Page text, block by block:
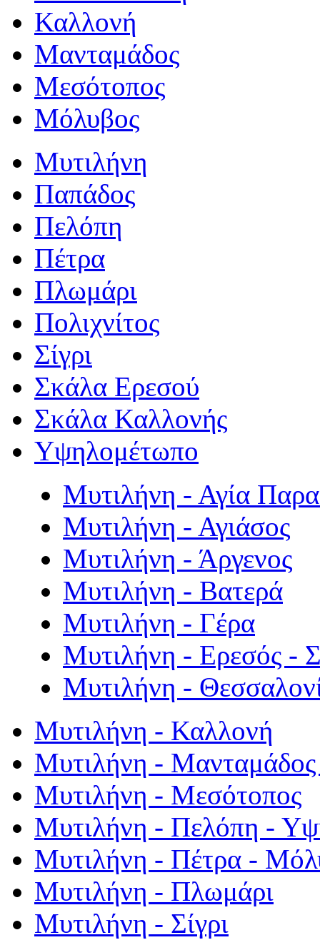
Καλλονή
Μανταμάδος
Μεσότοπος
Μόλυβος
Μυτιλήνη
Παπάδος
Πελόπη
Πέτρα
Πλωμάρι
Πολιχνίτος
Σίγρι
Σκάλα Ερεσού
Σκάλα Καλλονής
Υψηλομέτωπο
Μυτιλήνη - Αγία
Μυτιλήνη - Αγιάσος
Μυτιλήνη - Άργενος
Μυτιλήνη - Βατερά
Μυτιλήνη - Γέρα
Μυτιλήνη - Ερεσός -
Μυτιλήνη -
Μυτιλήνη - Καλλονή
Μυτιλήνη - Μανταμάδος
Μυτιλήνη - Μεσότοπος
Μυτιλήνη - Πελόπη -
Μυτιλήνη - Πέτρα -
Μυτιλήνη - Πλωμάρι
Μυτιλήνη - Σίγρι